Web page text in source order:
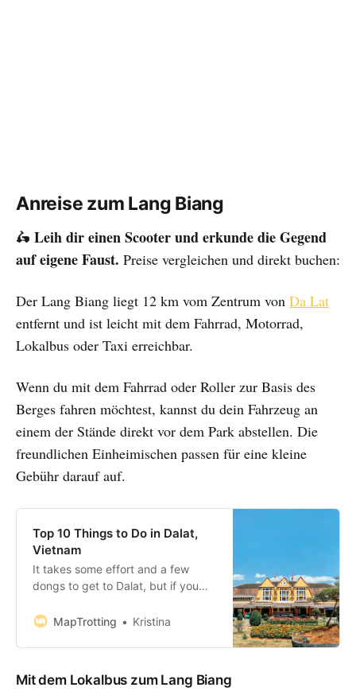
Anreise zum Lang Biang
🛵 Leih dir einen Scooter und erkunde die Gegend
auf eigene Faust. Preise vergleichen und direkt buchen:
Der Lang Biang liegt 12 km vom Zentrum von Da Lat
entfernt und ist leicht mit dem Fahrrad, Motorrad,
Lokalbus oder Taxi erreichbar.
Wenn du mit dem Fahrrad oder Roller zur Basis des
Berges fahren möchtest, kannst du dein Fahrzeug an
einem der Stände direkt vor dem Park abstellen. Die
freundlichen Einheimischen passen für eine kleine
Gebühr darauf auf.
Top 10 Things to Do in Dalat,
Vietnam
It takes some effort and a few
dongs to get to Dalat, but if you
heat of Vietnam’s lowland coastline,
‘City of Eternal Spring,’ Dalat is a
locals and
MapTrotting Kristina
Mit dem Lokalbus zum Lang Biang